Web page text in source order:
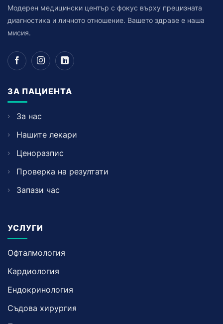
Модерен медицински център с фокус върху прецизната
диагностика и личното отношение. Вашето здраве е наша
мисия.
ЗА ПАЦИЕНТА
За нас
Нашите лекари
Ценоразпис
Проверка на резултати
Запази час
УСЛУГИ
Офталмология
Кардиология
Ендокринология
Съдова хирургия